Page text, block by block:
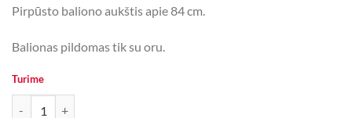
Pirpūsto baliono aukštis apie 84 cm.
Balionas pildomas tik su oru.
Turime